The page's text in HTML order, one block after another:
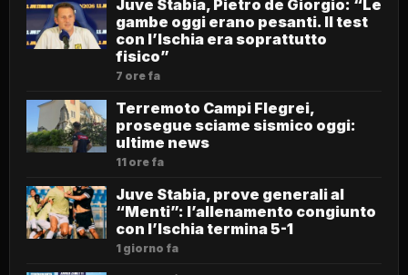
Juve Stabia, Pietro de Giorgio: “Le
gambe oggi erano pesanti. Il test
con l’Ischia era soprattutto
fisico”
7 ore fa
Terremoto Campi Flegrei,
prosegue sciame sismico oggi:
ultime news
11 ore fa
Juve Stabia, prove generali al
“Menti”: l’allenamento congiunto
con l’Ischia termina 5-1
1 giorno fa